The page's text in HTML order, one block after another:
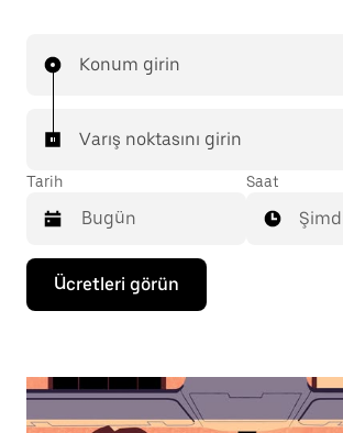
Konum girin
Varış noktasını girin
Tarih
Takvimle
etkileşime
geçmek
seçmek
Saat
Ücretleri görün